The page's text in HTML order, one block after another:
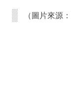
（圖片來源